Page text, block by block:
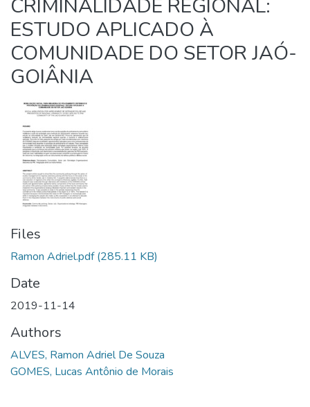
CRIMINALIDADE REGIONAL:
ESTUDO APLICADO À
COMUNIDADE DO SETOR JAÓ-
GOIÂNIA
Files
Ramon Adriel.pdf(285.11 KB)
Date
2019-11-14
Authors
ALVES, Ramon Adriel De Souza
GOMES, Lucas Antônio de Morais